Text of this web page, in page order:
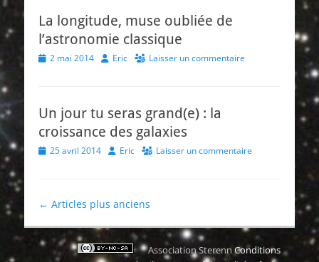
La longitude, muse oubliée de
l’astronomie classique
Posted
2 mai 2014 Author
Eric Laisser un commentaire
Un jour tu seras grand(e) : la
croissance des galaxies
Posted
25 avril 2014 Author
Eric Laisser un commentaire
Navigation
articles
← Articles plus anciens
Association Sterenn Conditions